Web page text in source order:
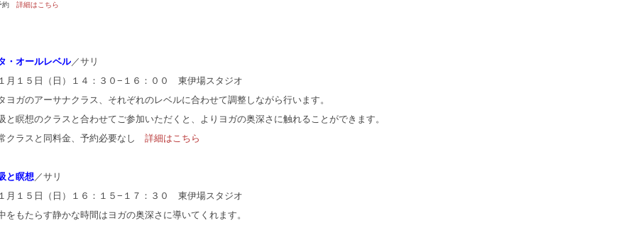
約 詳細はこちら
・オールレベル／サリ
月１５日（日）１４：３０−１６：００ 東伊場スタジオ
ヨガのアーサナクラス、それぞれのレベルに合わせて調整しながら行います。
と瞑想のクラスと合わせてご参加いただくと、よりヨガの奥深さに触れることができます。
クラスと同料金、予約必要なし 詳細はこちら
と瞑想／サリ
月１５日（日）１６：１５−１７：３０ 東伊場スタジオ
をもたらす静かな時間はヨガの奥深さに導いてくれます。